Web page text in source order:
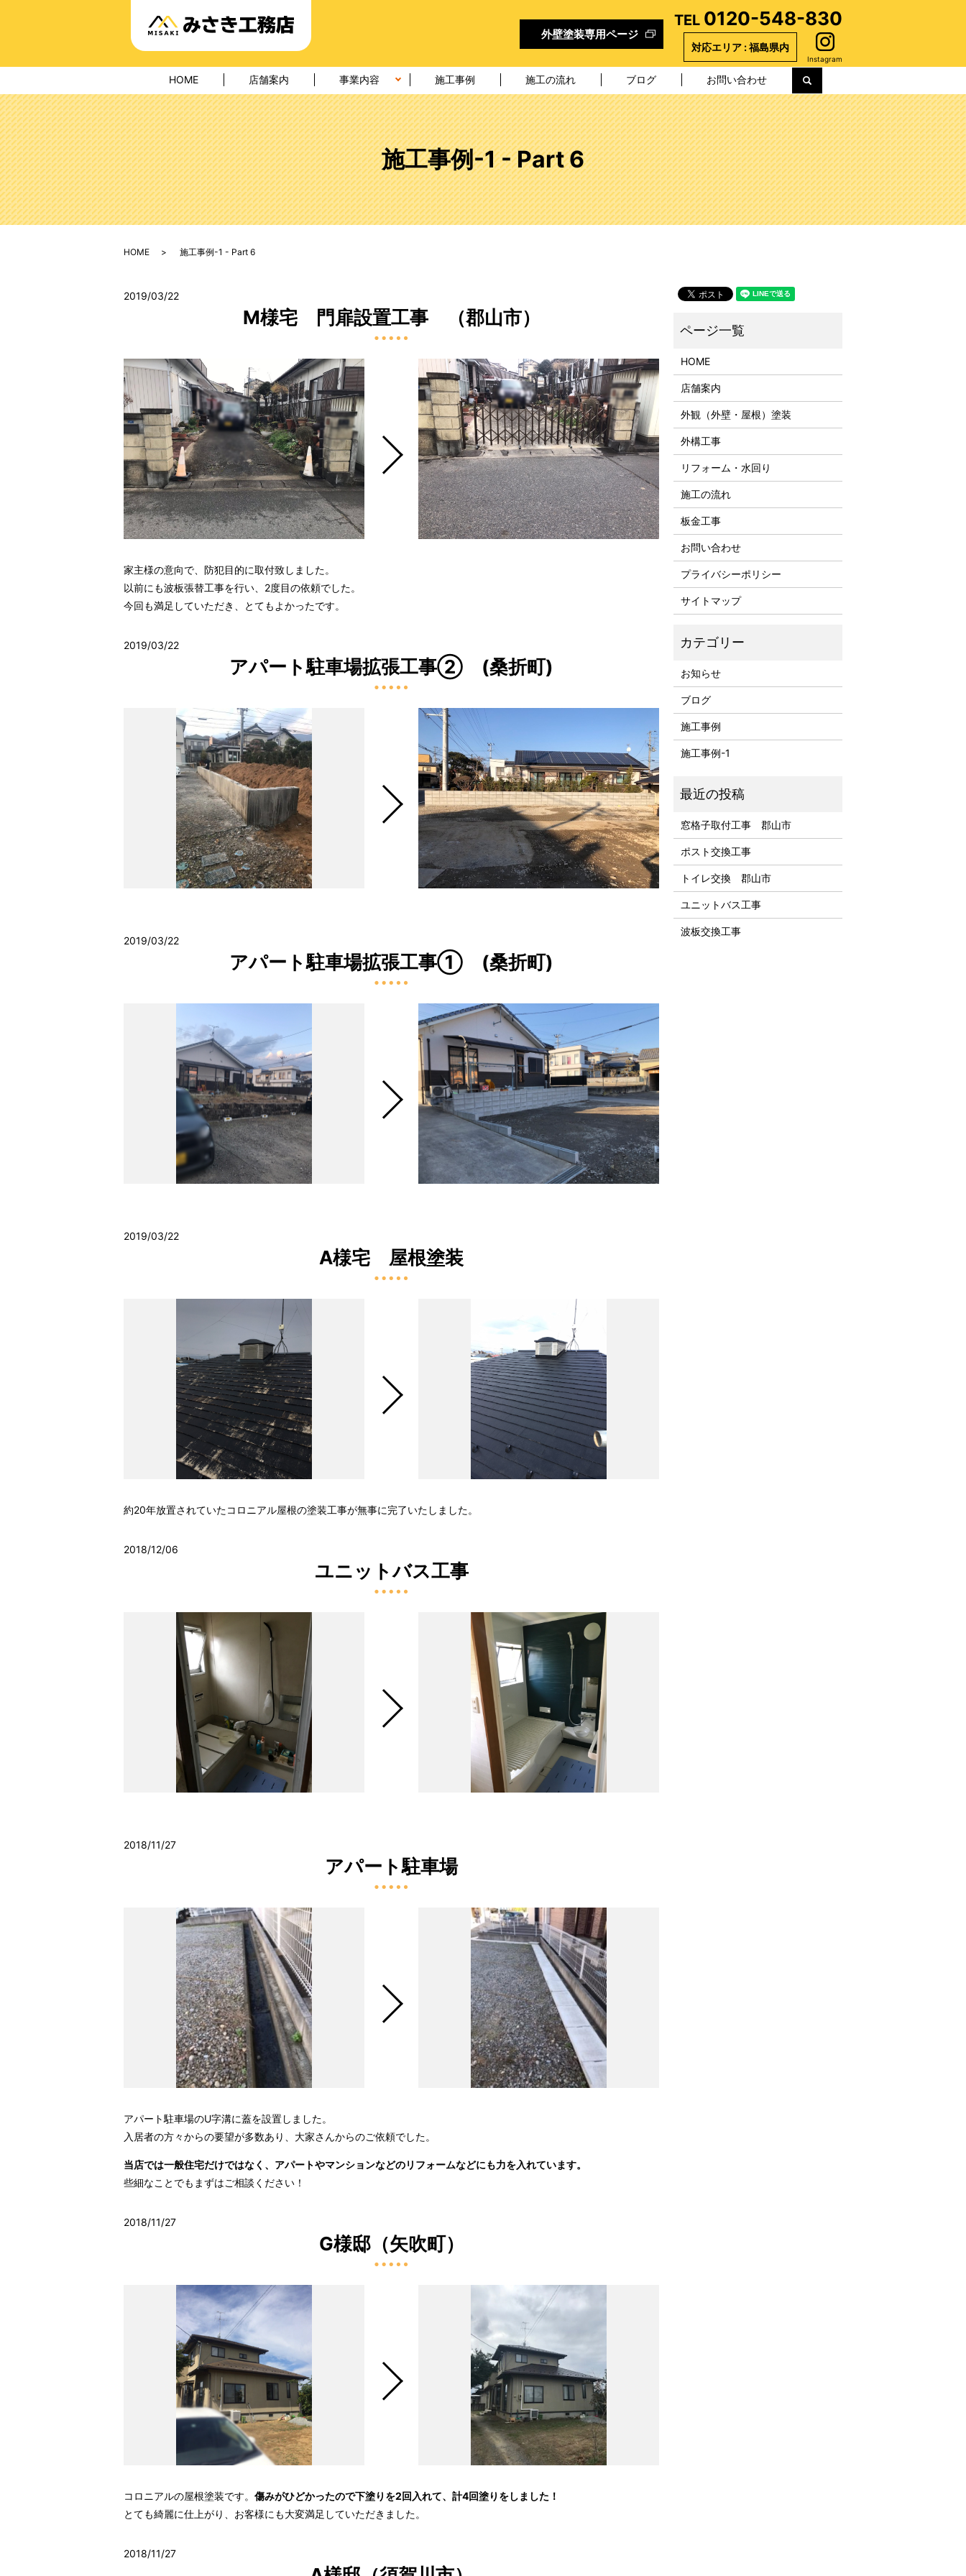
HOME 店舗案内 事業内容 施工事例 施工の流れ ブログ お問い合わせ search
外壁塗装専用ページ
TEL 0120-548-830
対応エリア : 福島県内
Instagram
施工事例-1 - Part 6
HOME 施工事例-1 - Part 6
2019/03/22
M様宅 門扉設置工事 （郡山市）
家主様の意向で、防犯目的に取付致しました。
以前にも波板張替工事を行い、2度目の依頼でした。
今回も満足していただき、とてもよかったです。
2019/03/22
アパート駐車場拡張工事② (桑折町)
2019/03/22
アパート駐車場拡張工事① (桑折町)
2019/03/22
A様宅 屋根塗装
約20年放置されていたコロニアル屋根の塗装工事が無事に完了いたしました。
2018/12/06
ユニットバス工事
2018/11/27
アパート駐車場
アパート駐車場のU字溝に蓋を設置しました。
入居者の方々からの要望が多数あり、大家さんからのご依頼でした。
当店では一般住宅だけではなく、アパートやマンションなどのリフォームなどにも力を入れています。
些細なことでもまずはご相談ください！
2018/11/27
G様邸（矢吹町）
コロニアルの屋根塗装です。 傷みがひどかったので下塗りを2回入れて、計4回塗りをしました！
とても綺麗に仕上がり、お客様にも大変満足していただきました。
2018/11/27
HOME
店舗案内
外観（外壁・屋根）塗装
外構工事
リフォーム・水回り
施工の流れ
板金工事
お問い合わせ
プライバシーポリシー
サイトマップ
お知らせ
ブログ
施工事例
施工事例-1
窓格子取付工事 郡山市
ポスト交換工事
トイレ交換 郡山市
ユニットバス工事
波板交換工事